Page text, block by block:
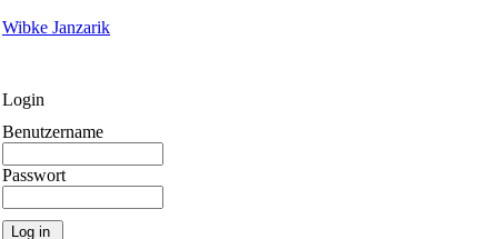
Wibke Janzarik
Login
Benutzername
Passwort